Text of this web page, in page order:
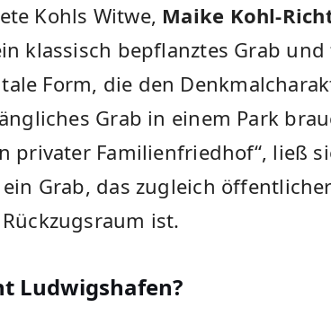
Kohls Witwe, Maike Kohl-
klassisch bepflanztes Grab
Form, die den
Grab in einem Park
privater Familienfriedhof“, ließ
Grab, das zugleich öffentlicher
ist.
Ludwigshafen?